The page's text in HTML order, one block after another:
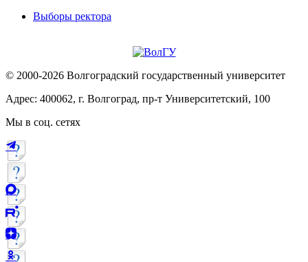
Выборы ректора
© 2000-2026 Волгоградский государственный университет
Адрес: 400062, г. Волгоград, пр-т Университетский, 100
Мы в соц. сетях